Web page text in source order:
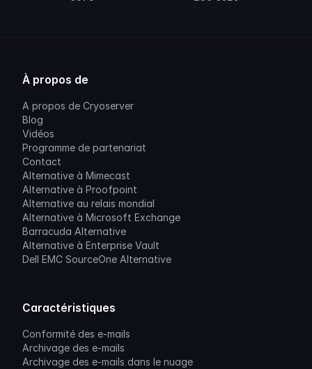
À propos de
A propos de Cryoserver
Blog
Vidéos
Programme de partenariat
Contact
Alternative à Mimecast
Alternative à Proofpoint
Alternative au relais mondial
Alternative à Microsoft Exchange
Barracuda Alternative
Alternative à Enterprise Vault
Dell EMC SourceOne Alternative
Caractéristiques
Conformité des e-mails
Archivage des e-mails
Archivage des e-mails dans le nuage